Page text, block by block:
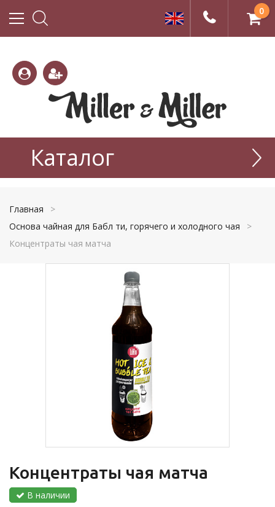
333-
(495)
0
Каталог
Главная
>
Основа чайная для Бабл ти, горячего и холодного чая
>
Концентраты чая матча
Концентраты чая матча
В наличии